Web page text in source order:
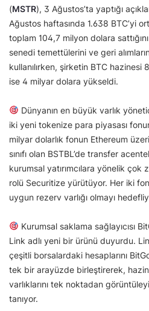
(MSTR), 3 Ağustos’ta yaptığı
Ağustos haftasında 1.638 BTC’yi
toplam 104,7 milyon dolara
senedi temettülerini ve geri
kullanılırken, şirketin BTC hazinesi
ise 4 milyar dolara yükseldi.
Dünyanın en büyük varlık
iki yeni tokenize para piyasası
milyar dolarlık fonun Ethereum
sınıfı olan BSTBL’de transfer
kurumsal yatırımcılara yönelik çok
rolü Securitize yürütüyor. Her iki
uygun rezerv varlığı olmayı
Kurumsal saklama sağlayıcısı
Link adlı yeni bir ürünü duyurdu.
çeşitli borsalardaki hesaplarını
tek bir arayüzde birleştirerek,
varlıklarını tek noktadan
tanıyor.